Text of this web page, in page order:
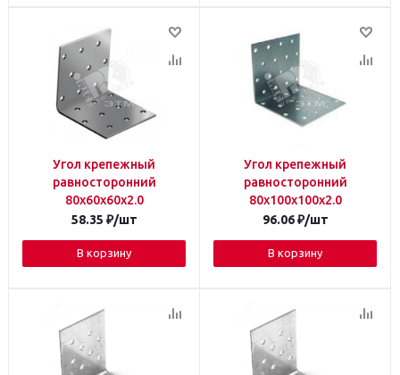
Угол крепежный
равносторонний
80х60х60х2.0
58.35 ₽/шт
В корзину
Угол крепежный
равносторонний
80х100х100х2.0
96.06₽/шт
В корзину